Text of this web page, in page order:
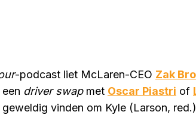
-podcast liet McLaren-CEO Zak
driver swapmet Oscar Piastri of
vinden om Kyle (Larson,